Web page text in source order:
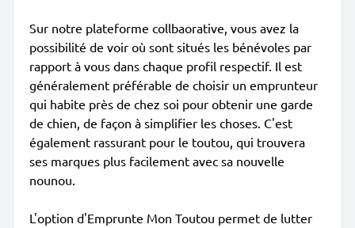
Sur notre plateforme collbaorative, vous avez la
possibilité de voir où sont situés les bénévoles par
rapport à vous dans chaque profil respectif. Il est
généralement préférable de choisir un emprunteur
qui habite près de chez soi pour obtenir une garde
de chien, de façon à simplifier les choses. C'est
également rassurant pour le toutou, qui trouvera
ses marques plus facilement avec sa nouvelle
nounou.
L'option d'Emprunte Mon Toutou permet de lutter